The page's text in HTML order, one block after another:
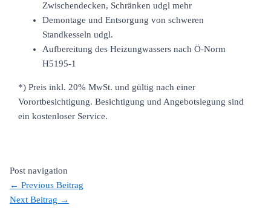
Zwischendecken, Schränken udgl mehr
Demontage und Entsorgung von schweren
Standkesseln udgl.
Aufbereitung des Heizungwassers nach Ö-Norm
H5195-1
*) Preis inkl. 20% MwSt. und gültig nach einer
Vorortbesichtigung. Besichtigung und Angebotslegung sind
ein kostenloser Service.
Post navigation
← Previous Beitrag
Next Beitrag →